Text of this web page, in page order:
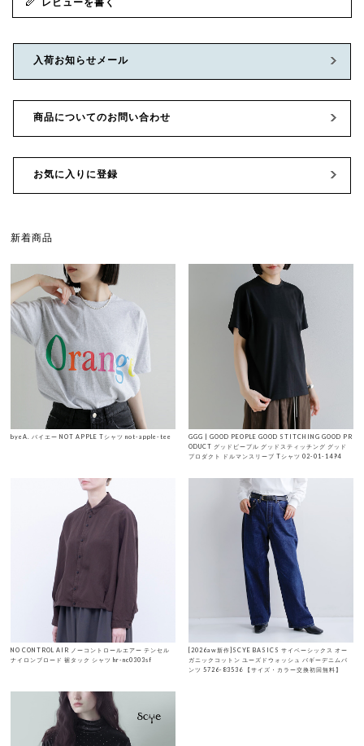
入荷お知らせメール
商品についてのお問い合わせ
お気に入りに登録
新着商品
byeA. バイエー NOT APPLE Tシャツ not-apple-tee
GGG | GOOD PEOPLE GOOD STITCHING GOOD PR
ODUCT グッドピープル グッドスティッチング グッド
プロダクト ドルマンスリーブ Tシャツ 02-01-1494
NO CONTROL AIR ノーコントロールエアー テンセル
ナイロンブロード 裾タック シャツ hr-nc0303sf
[2026aw新作]SCYE BASICS サイベーシックス オー
ガニックコットン ユーズドウォッシュ バギーデニムパ
ンツ 5726-83536 【サイズ・カラー交換初回無料】